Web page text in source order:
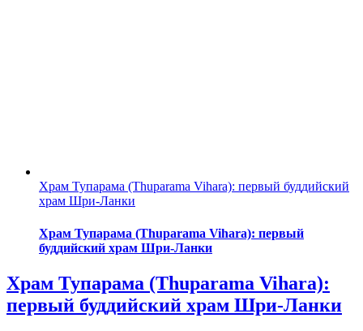
Храм Тупарама (Thuparama Vihara): первый буддийский
храм Шри-Ланки
Храм Тупарама (Thuparama Vihara): первый
буддийский храм Шри-Ланки
Храм Тупарама (Thuparama Vihara):
первый буддийский храм Шри-Ланки